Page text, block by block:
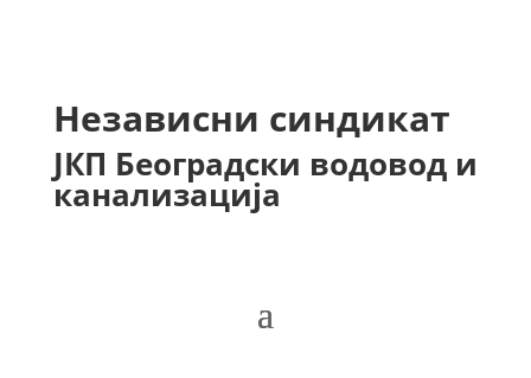
Независни синдикат
ЈКП Београдски водовод и
канализација